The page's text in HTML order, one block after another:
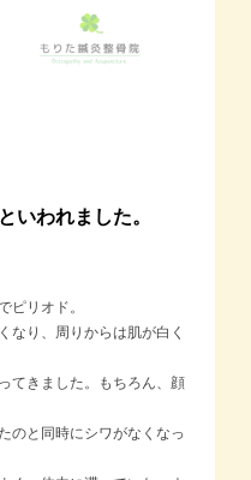
いわれました。
ピリオド。
なり、周りからは肌が白く
てきました。もちろん、顔
のと同時にシワがなくなっ